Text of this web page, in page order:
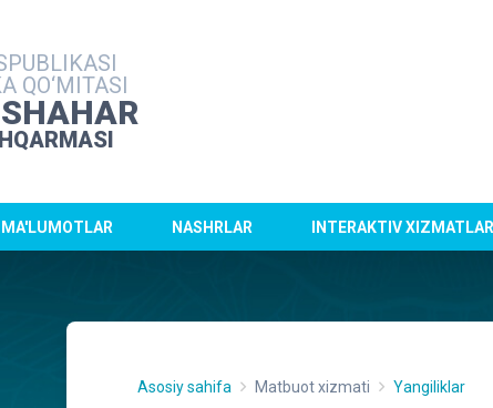
QO‘MITASI
MA'LUMOTLAR NASHRLAR INTERAKTIV XIZMATLAR
Asosiy sahifa Matbuot xizmati Yangiliklar